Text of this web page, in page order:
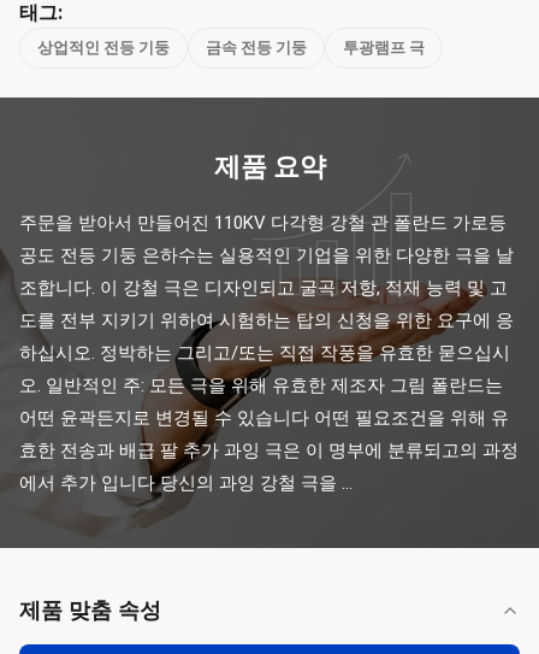
태그:
상업적인 전등 기둥 금속 전등 기둥 투광램프 극
제품 요약
주문을 받아서 만들어진 110KV 다각형 강철 관 폴란드 가로등
공도 전등 기둥 은하수는 실용적인 기업을 위한 다양한 극을 날
조합니다. 이 강철 극은 디자인되고 굴곡 저항, 적재 능력 및 고
도를 전부 지키기 위하여 시험하는 탑의 신청을 위한 요구에 응
하십시오. 정박하는 그리고/또는 직접 작풍을 유효한 묻으십시
오. 일반적인 주: 모든 극을 위해 유효한 제조자 그림 폴란드는
어떤 윤곽든지로 변경될 수 있습니다 어떤 필요조건을 위해 유
효한 전송과 배급 팔 추가 과잉 극은 이 명부에 분류되고의 과정
에서 추가 입니다 당신의 과잉 강철 극을 ...
제품 맞춤 속성